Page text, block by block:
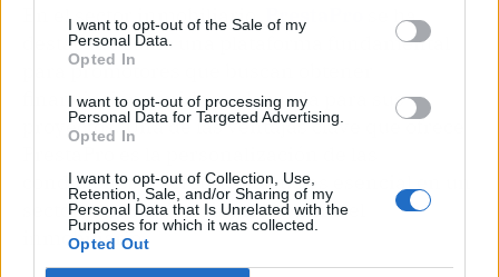
I want to opt-out of the Sale of my
Personal Data.
Opted In
I want to opt-out of processing my
Personal Data for Targeted Advertising.
Opted In
I want to opt-out of Collection, Use,
Retention, Sale, and/or Sharing of my
Personal Data that Is Unrelated with the
Purposes for which it was collected.
Opted Out
En el sector inmobiliario, PrestaPro
se ha
destacado como una plataforma fundamental
para promotores que buscan obtener
financiación rápida y adecuada para sus
proyectos. Una de las ventajas clave que ofrece
condiciones de crédito, lo que es esencial en un
sector tan volátil y dinámico como el
inmobiliario.